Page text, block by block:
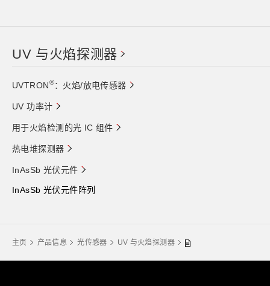
UV 与火焰探测器
UVTRON®：火焰/放电传感器
UV 功率计
用于火焰检测的光 IC 组件
热电堆探测器
InAsSb 光伏元件
InAsSb 光伏元件阵列
主页 产品信息 光传感器 UV 与火焰探测器